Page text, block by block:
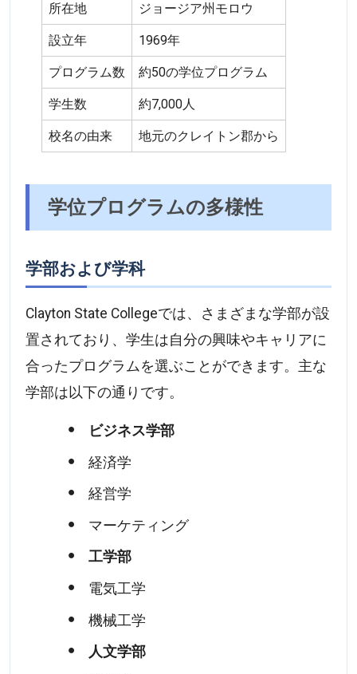
所在地 ジョージア州モロウ
設立年 1969年
プログラム数 約50の学位プログラム
学生数 約7,000人
校名の由来 地元のクレイトン郡から
学位プログラムの多様性
学部および学科
Clayton State Collegeでは、さまざまな学部が設
置されており、学生は自分の興味やキャリアに
合ったプログラムを選ぶことができます。主な
学部は以下の通りです。
ビジネス学部
経済学
経営学
マーケティング
工学部
電気工学
機械工学
人文学部